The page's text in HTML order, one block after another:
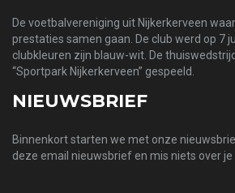
De voetbalvereniging uit Nijkerkerveen
prestaties samen gaan. De club werd op 7
clubkleuren zijn blauw-wit. De
“Sportpark Nijkerkerveen” gespeeld.
NIEUWSBRIEF
Binnenkort starten we met onze
deze email nieuwsbrief en mis niets over je